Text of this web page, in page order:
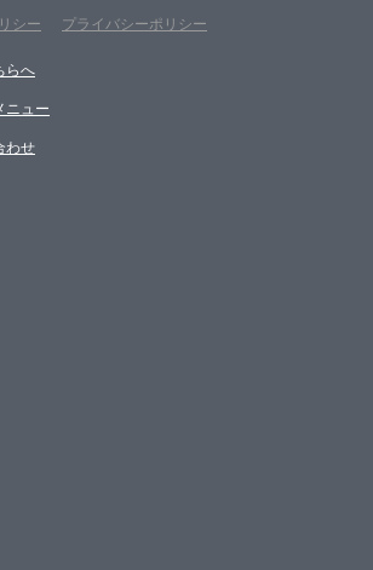
シー プライバシーポリシー
らへ
ニュー
わせ